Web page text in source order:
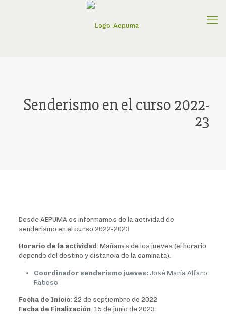
Senderismo en el curso 2022-
23
Desde AEPUMA os informamos de la actividad de
senderismo en el curso 2022-2023
Horario de la actividad: Mañanas de los jueves (el horario
depende del destino y distancia de la caminata).
Coordinador senderismo jueves: José María Alfaro
Raboso
Fecha de Inicio: 22 de septiembre de 2022
Fecha de Finalización: 15 de junio de 2023